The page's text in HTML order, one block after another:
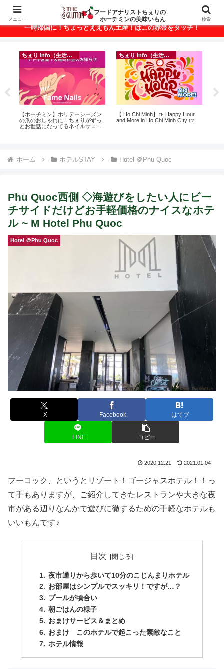
ベトナム・ホーチミンの美味いもんが満載！
一時帰国に！ちょっとええもん土産！はこの赤帯をタッチ！
ちぇり info（生活情報）
自分だけじゃない・家族が何かに
悩んでいたら？オンラインカウン
セリングという選択肢
フランス料理
【Ho Chi Minh】新年ランチが悶絶
美味しかったの♪ ~ Secret Wine
ホーム ホテルSTAY Hotel ＠Phu Quoc
Phu Quoc西側 ◇海遊びをしたい人にビー
チサイドだけどお手軽価格のナイスなホテ
ル ~ M Hotel Phu Quoc
Hotel ＠Phu Quoc
X Facebook はてブ
LINE コピー
2020.12.21 2021.01.04
フーコック、というとリゾート！ゴージャスホテル！！っ
て手もありますが、ご紹介してきたレストランや大きな夜
市がある辺りなんかで遊びに徹するための手軽なホテルも
いいもんです♪
目次
夜市通りから歩いて10分のこじんまりホテル
お部屋はシンプルでスッキリ！ですが…？
プールが頃合い
朝ごはんの様子
おまけサービス＆まとめ
おまけ このホテルで起こった素敵なこと
ホテル情報
メニュー
フードアナリストちぇりの
ホーチミンの美味いもん
検索